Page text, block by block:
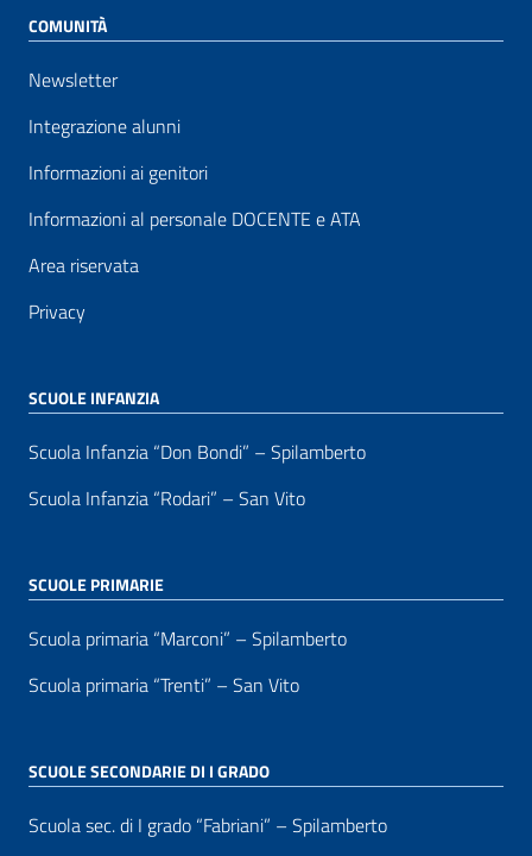
COMUNITÀ
Newsletter
Integrazione alunni
Informazioni ai genitori
Informazioni al personale DOCENTE e ATA
Area riservata
Privacy
SCUOLE INFANZIA
Scuola Infanzia “Don Bondi” – Spilamberto
Scuola Infanzia “Rodari” – San Vito
SCUOLE PRIMARIE
Scuola primaria “Marconi” – Spilamberto
Scuola primaria “Trenti” – San Vito
SCUOLE SECONDARIE DI I GRADO
Scuola sec. di I grado “Fabriani” – Spilamberto